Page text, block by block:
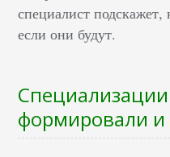
специалист
если они будут.
формировали